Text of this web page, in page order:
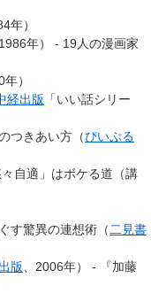
年）
年） - 19人の漫画家
）
経出版 「いい話シリー
つきあい方（ぴいぷる
自適」はボケる道（講
す驚異の連想術（二見書
版、2006年） - 『加藤